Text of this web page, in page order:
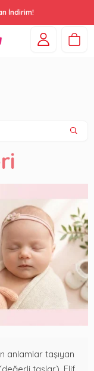
İndirim!
anlamlar taşıyan